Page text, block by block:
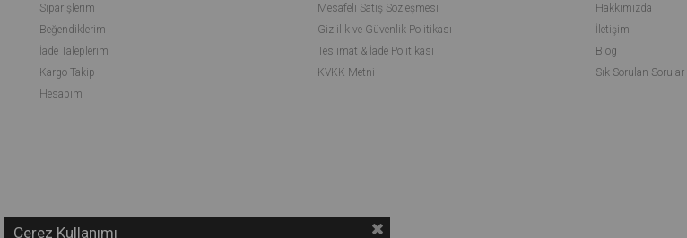
Siparişlerim
Beğendiklerim
İade Taleplerim
Kargo Takip
Hesabım
Mesafeli Satış Sözleşmesi
Gizlilik ve Güvenlik Politikası
Teslimat & İade Politikası
KVKK Metni
Hakkımızda
İletişim
Blog
Sık Sorulan Sorular
Çerez Kullanımı